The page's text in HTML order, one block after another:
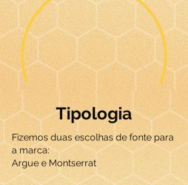
Tipologia
Fizemos duas escolhas de fonte para
a marca:
Argue e Montserrat